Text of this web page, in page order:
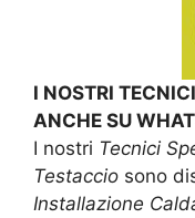
I NOSTRI
ANCHE SU
I nostri Tecnici
Testaccio sono
Installazione